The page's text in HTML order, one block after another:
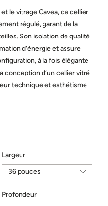
le vitrage Cavea, ce cellier
régulé, garant de la
Son isolation de qualité
d’énergie et assure
à la fois élégante
conception d’un cellier vitré
technique et esthétisme
Largeur
Profondeur
où sera installée la cave.